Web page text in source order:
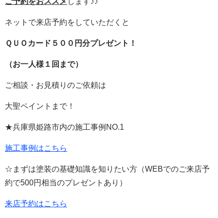
ネットで来店予約をしていただくと
ＱＵＯカード５００円分プレゼント！
（お一人様１回まで）
ご相談・お見積りのご依頼は
大聖ペイントまで！
★兵庫県姫路市内の施工事例 NO.1
施工事例はこちら
☆まずは塗装の基礎知識を知りたい方（WEBでのご来店予
約で500円相当のプレゼントあり）
来店予約はこちら